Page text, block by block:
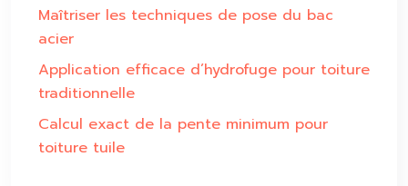
Maîtriser les techniques de pose du bac
acier
Application efficace d’hydrofuge pour toiture
traditionnelle
Calcul exact de la pente minimum pour
toiture tuile